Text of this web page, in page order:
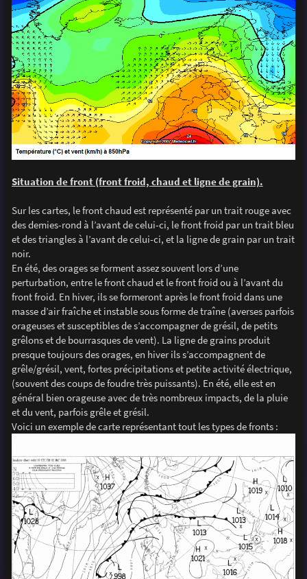
Situation de front (front froid, chaud et ligne de grain).
Sur les cartes, le front chaud est représenté par un trait rouge avec
des demies-rond à l’avant de celui-ci, le front froid par un trait bleu
et des triangles à l’avant de celui-ci, et la ligne de grain par un trait
noir.
En été, des orages se forment assez souvent lors d’une
perturbation, entre le front chaud et le front froid ou à l’avant du
front froid. En hiver, ils se formeront après le front froid dans une
masse d’air fraîche et instable sous forme de traîne (averses parfois
orageuses et susceptibles de s’accompagner de grésil, de petits
grêlons et de bourrasques de vent). La ligne de grains produit
presque toujours des orages, en hiver ils s’accompagnent de
grêle/grésil, vent, fortes précipitations et petite activité électrique,
(souvent des coups de foudre très puissants). En été, elle est en
général bien orageuse avec de très nombreux impacts, de la pluie
et du vent, parfois grêle et grésil.
Voici un exemple de carte représentant tout les types de fronts :